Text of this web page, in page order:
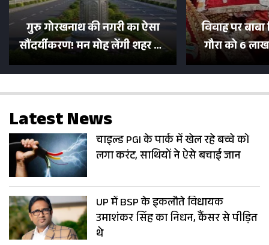
गुरु गोरखनाथ की नगरी का ऐसा
सौंदर्यीकरण! मन मोह लेंगी शहर की
सड़कें; देखें Photos
विवाह पर
गौरा को 6
500 भक्तों
Latest News
चाइल्ड PGI के पार्क में खेल रहे बच्चे को
लगा करंट, साथियों ने ऐसे बचाई जान
UP में BSP के इकलौते विधायक
उमाशंकर सिंह का निधन, कैंसर से पीड़ित
थे